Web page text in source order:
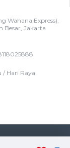
Wahana Express),
Besar, Jakarta
/ Hari Raya